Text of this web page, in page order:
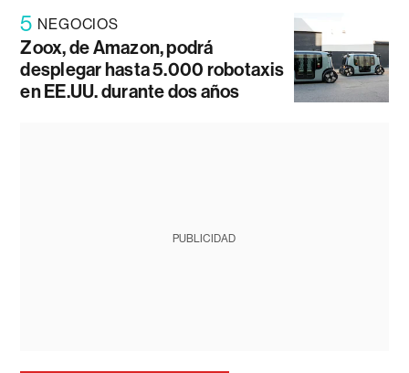
5 NEGOCIOS
Zoox, de Amazon, podrá
desplegar hasta 5.000 robotaxis
en EE.UU. durante dos años
PUBLICIDAD